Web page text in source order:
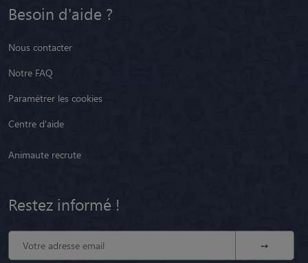
Besoin d'aide ?
Nous contacter
Notre FAQ
Paramétrer les cookies
Centre d'aide
Animaute recrute
Restez informé !